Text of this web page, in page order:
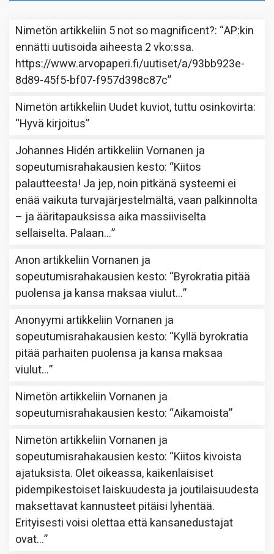
Nimetön artikkeliin 5 not so magnificent?: “AP:kin
ennätti uutisoida aiheesta 2 vko:ssa.
https://www.arvopaperi.fi/uutiset/a/93bb923e-
8d89-45f5-bf07-f957d398c87c”
Nimetön artikkeliin Uudet kuviot, tuttu osinkovirta:
“Hyvä kirjoitus”
Johannes Hidén artikkeliinVornanen ja
sopeutumisrahakausien kesto: “Kiitos
palautteesta! Ja jep, noin pitkänä systeemi ei
enää vaikuta turvajärjestelmältä, vaan palkinnolta
– ja ääritapauksissa aika massiiviselta
sellaiselta. Palaan…”
Anon artikkeliinVornanen ja
sopeutumisrahakausien kesto: “Byrokratia pitää
puolensa ja kansa maksaa viulut…”
Anonyymi artikkeliinVornanen ja
sopeutumisrahakausien kesto: “Kyllä byrokratia
pitää parhaiten puolensa ja kansa maksaa
viulut…”
Nimetön artikkeliinVornanen ja
sopeutumisrahakausien kesto: “Aikamoista”
Nimetön artikkeliinVornanen ja
sopeutumisrahakausien kesto: “Kiitos kivoista
ajatuksista. Olet oikeassa, kaikenlaisiset
pidempikestoiset laiskuudesta ja joutilaisuudesta
maksettavat kannusteet pitäisi lyhentää.
Erityisesti voisi olettaa että kansanedustajat
ovat…”